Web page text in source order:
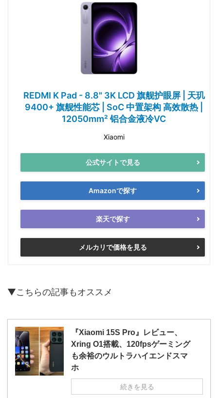
REDMI K Pad - 8.8" 3K LCD 旗舰护眼屏 | 天玑
9400+ 旗舰性能芯 | SoC 中置架构 高效散热 |
12050mm² 铝合金液冷VC
Xiaomi
公式サイトで見る
Amazonで探す
楽天で探す
メルカリで価格を見る
▼こちらの記事もオススメ
『Xiaomi 15S Pro』レビュー、
Xring O1搭載、120fpsゲーミング
も余裕のウルトラハイエンドスマ
ホ
続きを見る